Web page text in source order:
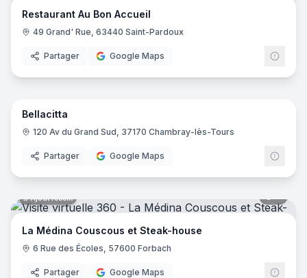
Restaurant Au Bon Accueil
49 Grand' Rue, 63440 Saint-Pardoux
Partager Google Maps
16
Bellacitta
120 Av du Grand Sud, 37170 Chambray-lès-Tours
Partager Google Maps
Ajout récent
La Médina Couscous et Steak-house
6 Rue des Écoles, 57600 Forbach
Partager Google Maps